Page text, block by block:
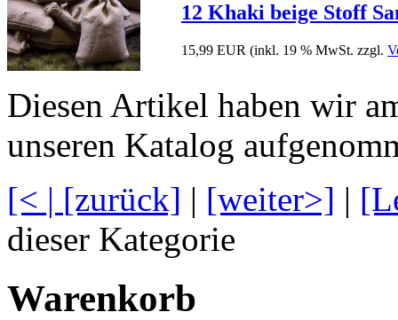
12 Khaki beige Stoff
15,99 EUR (inkl. 19 % MwSt. zzgl.
Diesen Artikel haben wir
unseren Katalog
[< | [zurück] | [weiter>] |
dieser Kategorie
Warenkorb